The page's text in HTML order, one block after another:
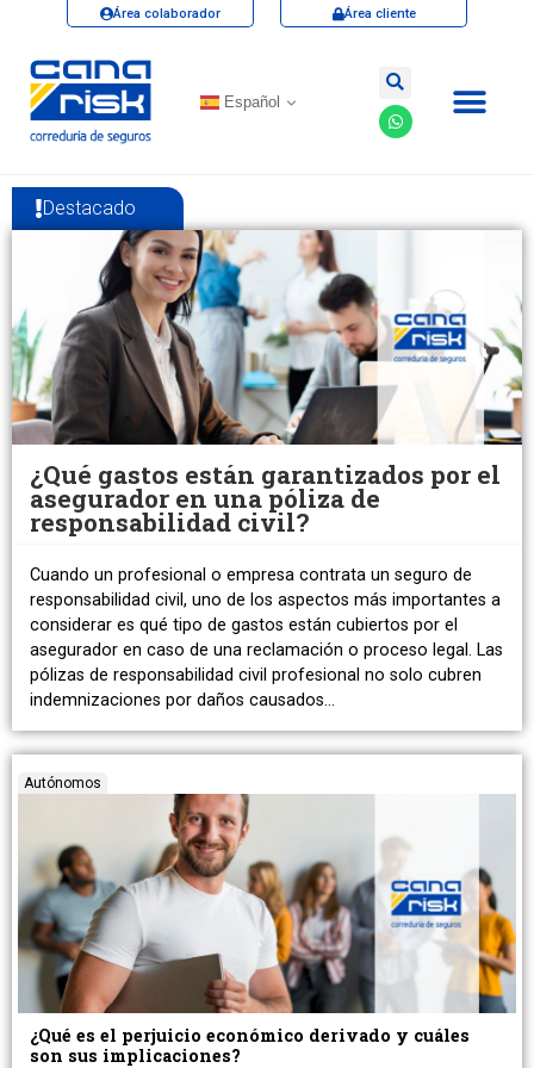
Área colaborador Área cliente
Español
Destacado
¿Qué gastos están garantizados por el
asegurador en una póliza de
responsabilidad civil?
Cuando un profesional o empresa contrata un seguro de
responsabilidad civil, uno de los aspectos más importantes a
considerar es qué tipo de gastos están cubiertos por el
asegurador en caso de una reclamación o proceso legal. Las
pólizas de responsabilidad civil profesional no solo cubren
indemnizaciones por daños causados…
Autónomos
¿Qué es el perjuicio económico derivado y cuáles
son sus implicaciones?